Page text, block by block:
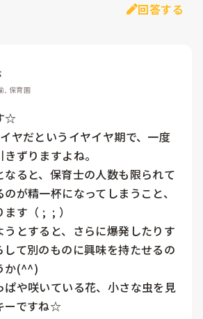
回答する
, 保育園
☆
ヤだというイヤイヤ期で、一度
ずりますよね。
なると、保育士の人数も限られて
が精一杯になってしまうこと、
す（ ;  ; ）
とすると、さらに爆発したりす
して別のものに興味を持たせるの
か(^^)
ぱや咲いている花、小さな虫を見
ーですね☆